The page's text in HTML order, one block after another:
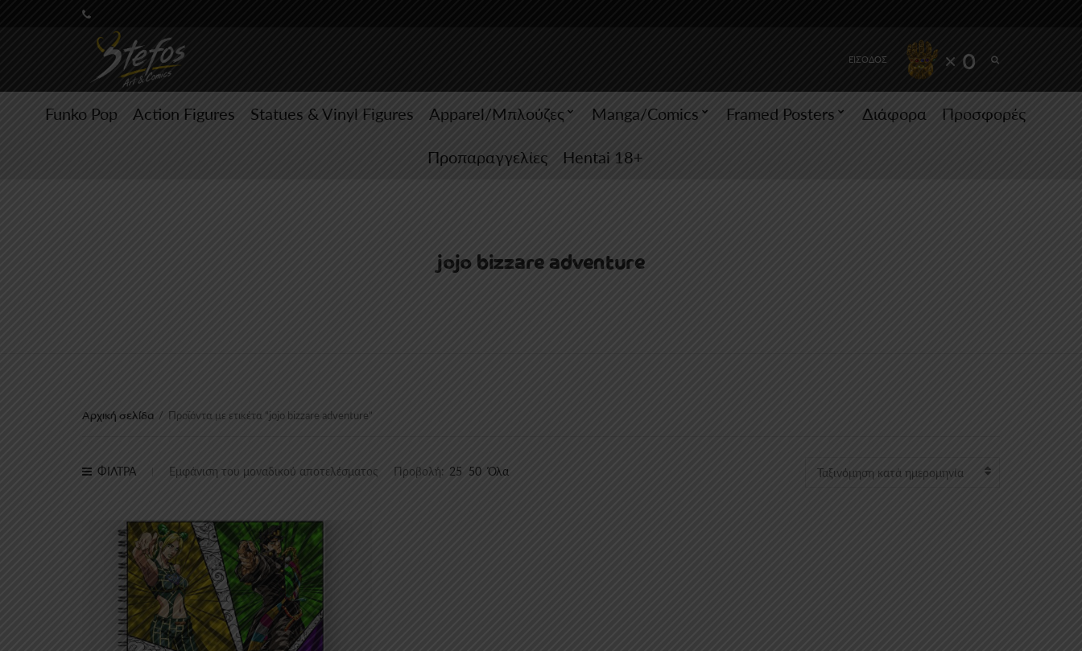
ΕΙΣΟΔΟΣ × 0
Funko Pop Action Figures Statues & Vinyl Figures Apparel/Μπλούζες Manga/Comics Framed Posters Διάφορα
Προσφορές
Προπαραγγελίες
Hentai 18+
jojo bizzare adventure
Αρχική σελίδα / Προϊόντα με ετικέτα “jojo bizzare adventure”
ΦΙΛΤΡΑ Εμφάνιση του μοναδικού αποτελέσματος Προβολή: 25 50 Όλα